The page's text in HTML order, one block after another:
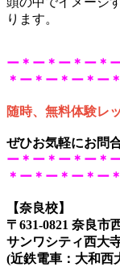
ります。
ー＊ー＊ー＊ー＊
＊ー＊ー＊ー＊ー
随時、無料体験レ
ぜひお気軽にお問
ー＊ー＊ー＊ー＊
＊ー＊ー＊ー＊ー
【奈良校】
〒631-0821 奈良市
サンワシティ西大
(近鉄電車：大和